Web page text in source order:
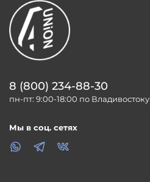
8 (800) 234-88-30
пн-пт: 9:00-18:00 по Владивостоку
Мы в соц. сетях